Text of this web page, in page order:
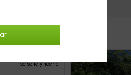
persona y noche